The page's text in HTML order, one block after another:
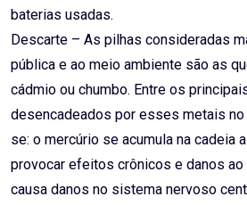
baterias usadas.
Descarte – As pilhas consideradas
pública e ao meio ambiente são as
cádmio ou chumbo. Entre os
desencadeados por esses metais
se: o mercúrio se acumula na cadeia
provocar efeitos crônicos e danos ao
causa danos no sistema nervoso